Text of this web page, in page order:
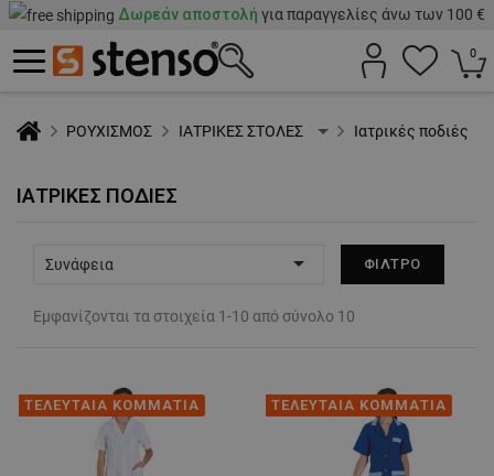
Δωρεάν αποστολή για παραγγελίες άνω των 100 €
0
ΡΟΥΧΙΣΜΟΣ ΙΑΤΡΙΚΕΣ ΣΤΟΛΕΣ Ιατρικές ποδιές
ΙΑΤΡΙΚΈΣ ΠΟΔΙΈΣ
Συνάφεια  ΦΊΛΤΡΟ
Εμφανίζονται τα στοιχεία 1-10 από σύνολο 10
ΤΕΛΕΥΤΑΙΑ ΚΟΜΜΑΤΙΑ ΤΕΛΕΥΤΑΙΑ ΚΟΜΜΑΤΙΑ